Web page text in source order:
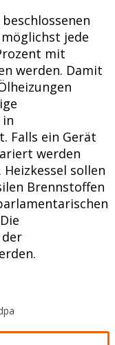
jede
mit
werden. Damit
Falls ein Gerät
werden
sollen
Brennstoffen